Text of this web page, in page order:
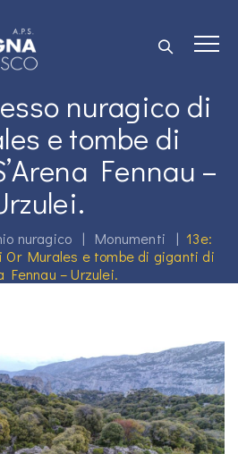
nuragico di
e tombe di
Fennau –
nuragico | Monumenti | 13e:
Or Murales e tombe di giganti di
Fennau – Urzulei.